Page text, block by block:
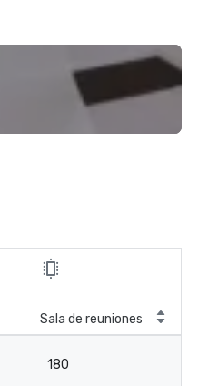
Sala de reuniones
180